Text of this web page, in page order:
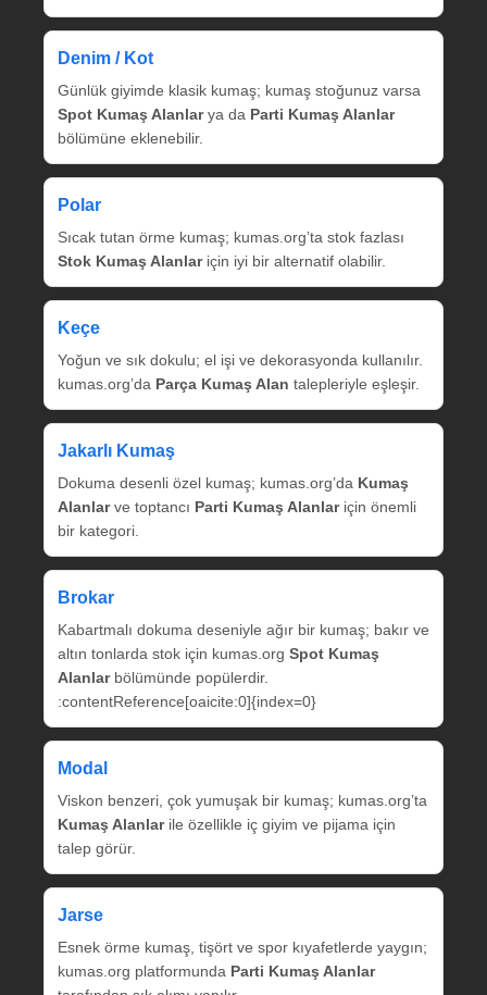
Denim / Kot
Günlük giyimde klasik kumaş; kumaş stoğunuz varsa
Spot Kumaş Alanlarya da Parti Kumaş Alanlar
bölümüne eklenebilir.
Polar
Sıcak tutan örme kumaş; kumas.org’ta stok fazlası
Stok Kumaş Alanlariçin iyi bir alternatif olabilir.
Keçe
Yoğun ve sık dokulu; el işi ve dekorasyonda kullanılır.
kumas.org’da Parça Kumaş Alan talepleriyle eşleşir.
Jakarlı Kumaş
Dokuma desenli özel kumaş; kumas.org’da Kumaş
Alanlarve toptancı Parti Kumaş Alanlariçin önemli
bir kategori.
Brokar
Kabartmalı dokuma deseniyle ağır bir kumaş; bakır ve
altın tonlarda stok için kumas.org Spot Kumaş
Alanlarbölümünde popülerdir.
:contentReference[oaicite:0]{index=0}
Modal
Viskon benzeri, çok yumuşak bir kumaş; kumas.org’ta
Kumaş Alanlarile özellikle iç giyim ve pijama için
talep görür.
Jarse
Esnek örme kumaş, tişört ve spor kıyafetlerde yaygın;
kumas.org platformunda Parti Kumaş Alanlar